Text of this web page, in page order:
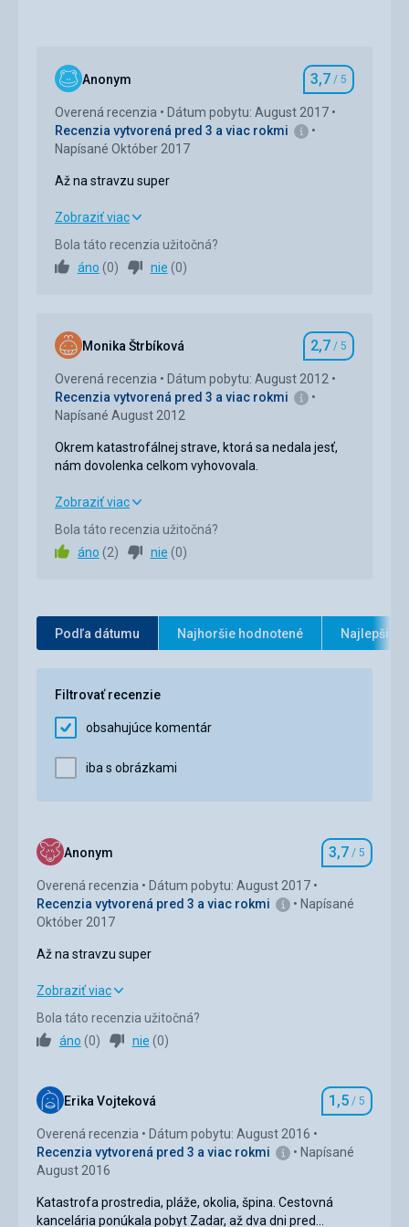
Anonym Hodnotenie
3,7 / 5
Overená recenzia
Dátum pobytu: August 2017
Recenzia vytvorená pred 3 a viac rokmi
Napísané Október 2017
Až na stravzu super
Až na stravzu super
Strava
Služby 4,0/ 5
Cena
Zobraziť viac
Bola táto recenzia užitočná?
áno (0) nie (0)
Monika Štrbíková Hodnotenie
2,7 / 5
Overená recenzia
Dátum pobytu: August 2012
Recenzia vytvorená pred 3 a viac rokmi
Napísané August 2012
Okrem katastrofálnej strave, ktorá sa nedala jesť,
nám dovolenka celkom vyhovovala.
Okrem katastrofálnej strave, ktorá sa nedala jesť,
Strava
Okolie / 5
Cena
Pláž
Sa nám nepáčila, kvôli množstvu ludí . Chodili sme
Bola katastrofálna, varil ževraj chorvátsky kuchár, a
aj tak sa to nedalo jesť. Chodíme každý rok na
nestretla, myslela som si že sa mi asi sníva, že v
tomto storočí a takáto strava, no katastrofa. A
hodnotenie stravy na stránke cestovky je
neobjektívne.
K pomeru cene dobré. Apartmán bol čístý, , izba
primeraná zmestila sa aj prenosná postielka,
kuchynka v pohode až na to že chýbala mi
mikrovlnka kvôli malej, ale zaobišli sme sa, kúpelka
Služby
Žiadne.
Zobraziť viac
Bola táto recenzia užitočná?
áno (2) nie (0)
Podľa dátumu Najhoršie hodnotené Najlepšie
Filtrovať recenzie
obsahujúce komentár
iba s obrázkami
Anonym Hodnotenie
3,7 / 5
Overená recenzia
Dátum pobytu: August 2017
Recenzia vytvorená pred 3 a viac rokmi
Napísané
Október 2017
Až na stravzu super
Až na stravzu super
Strava
Okolie 4,0/ 5
Služby
Cena
Zobraziť viac
Bola táto recenzia užitočná?
áno (0) nie (0)
Erika Vojteková Hodnotenie
1,5 / 5
Overená recenzia
Dátum pobytu: August 2016
Recenzia vytvorená pred 3 a viac rokmi
Napísané
August 2016
Katastrofa prostredia, pláže, okolia, špina. Cestovná
kancelária ponúkala pobyt Zadar, až dva dni pred